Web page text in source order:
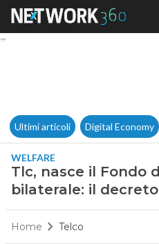
Tlc,
Ultimi articoli Digital Economy
WELFARE
Tlc, nasce il Fondo
bilaterale: il
Home Telco